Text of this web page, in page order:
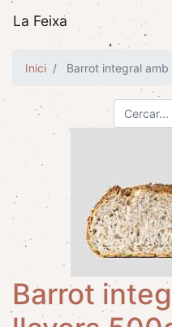
La Feixa
Inici Barrot integral
Barrot